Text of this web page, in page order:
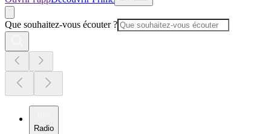
Que souhaitez-vous écouter ?
Radio